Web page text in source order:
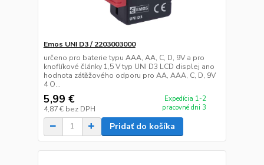
Emos UNI D3 / 2203003000
určeno pro baterie typu AAA, AA, C, D, 9V a pro
knoflíkové články 1,5 V typ UNI D3 LCD displej ano
hodnota záťěžového odporu pro AA, AAA, C, D, 9V
4 O...
5,99 €
4,87 € bez DPH
Expedícia 1-2
pracovné dni 3
Pridať do košíka